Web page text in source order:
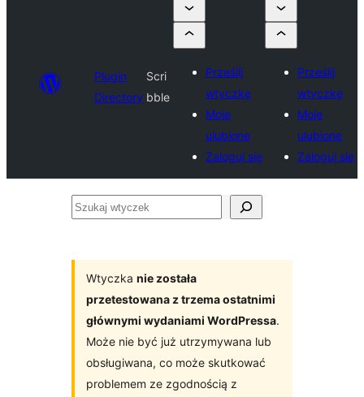
Plugin
Directory
Scri
bble
Prześlij
wtyczkę
Moje
ulubione
Zaloguj się
Prześlij
wtyczkę
Moje
ulubione
Zaloguj się
Szukaj
Wtyczka nie została
przetestowana z trzema ostatnimi
głównymi wydaniami WordPressa.
Może nie być już utrzymywana lub
obsługiwana, co może skutkować
problemem ze zgodnością z